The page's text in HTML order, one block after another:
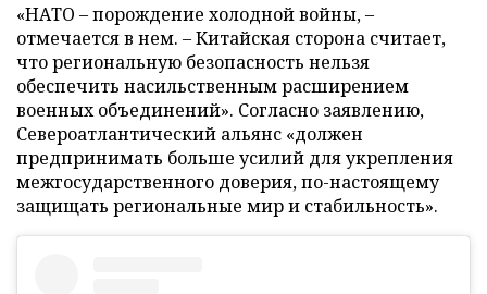
«НАТО – порождение холодной войны, –
отмечается в нем. – Китайская сторона считает,
что региональную безопасность нельзя
обеспечить насильственным расширением
военных объединений». Согласно заявлению,
Североатлантический альянс «должен
предпринимать больше усилий для укрепления
межгосударственного доверия, по-настоящему
защищать региональные мир и стабильность».